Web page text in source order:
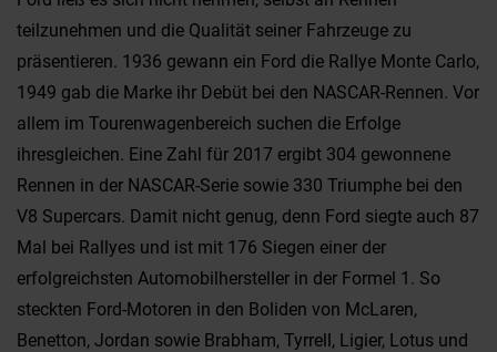
teilzunehmen und die Qualität seiner Fahrzeuge zu
präsentieren. 1936 gewann ein Ford die Rallye Monte Carlo,
1949 gab die Marke ihr Debüt bei den NASCAR-Rennen. Vor
allem im Tourenwagenbereich suchen die Erfolge
ihresgleichen. Eine Zahl für 2017 ergibt 304 gewonnene
Rennen in der NASCAR-Serie sowie 330 Triumphe bei den
V8 Supercars. Damit nicht genug, denn Ford siegte auch 87
Mal bei Rallyes und ist mit 176 Siegen einer der
erfolgreichsten Automobilhersteller in der Formel 1. So
steckten Ford-Motoren in den Boliden von McLaren,
Benetton, Jordan sowie Brabham, Tyrrell, Ligier, Lotus und